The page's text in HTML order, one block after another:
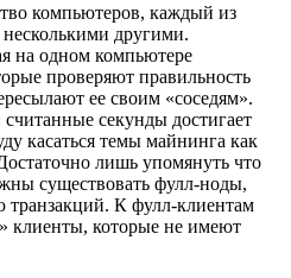
компьютеров, каждый из
другими.
на одном компьютере
проверяют правильность
ее своим «соседям».
секунды достигает
касаться темы майнинга как
лишь упомянуть что
существовать фулл-ноды,
К фулл-клиентам
клиенты, которые не имеют